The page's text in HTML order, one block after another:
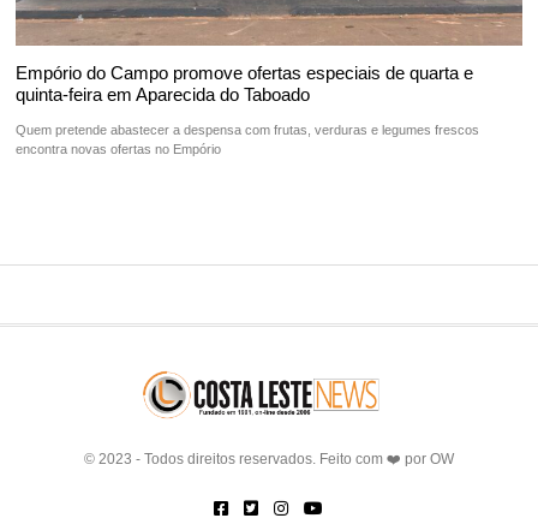
Empório do Campo promove ofertas especiais de quarta e
quinta-feira em Aparecida do Taboado
Quem pretende abastecer a despensa com frutas, verduras e legumes frescos
encontra novas ofertas no Empório
© 2023 - Todos direitos reservados. Feito com ❤️ por OW